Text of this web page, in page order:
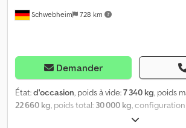
Schwebheim 728 km
Demander
État:d'occasion, poids à vide:7 340 kg, poids
22 660 kg, poids total: 30 000 kg, configuration
, première immatriculation: